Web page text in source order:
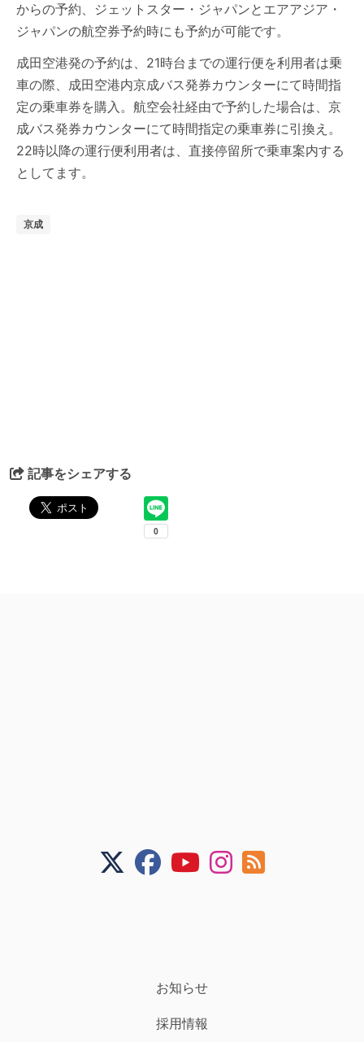
からの予約、ジェットスター・ジャパンとエアアジア・
ジャパンの航空券予約時にも予約が可能です。
成田空港発の予約は、21時台までの運行便を利用者は乗
車の際、成田空港内京成バス発券カウンターにて時間指
定の乗車券を購入。航空会社経由で予約した場合は、京
成バス発券カウンターにて時間指定の乗車券に引換え。
22時以降の運行便利用者は、直接停留所で乗車案内する
としてます。
京成
記事をシェアする
お知らせ
採用情報